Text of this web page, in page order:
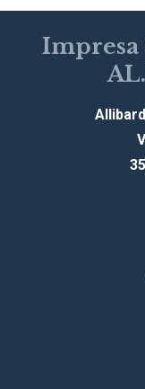
Impresa